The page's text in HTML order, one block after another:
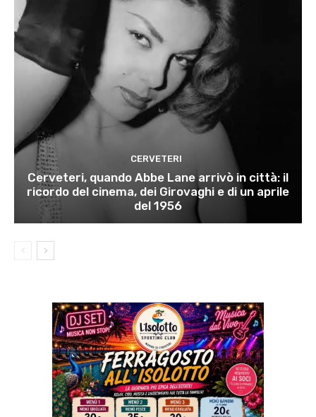
CERVETERI
Cerveteri, quando Abbe Lane arrivò in città: il
ricordo del cinema, dei Girovaghi e di un aprile
del 1956